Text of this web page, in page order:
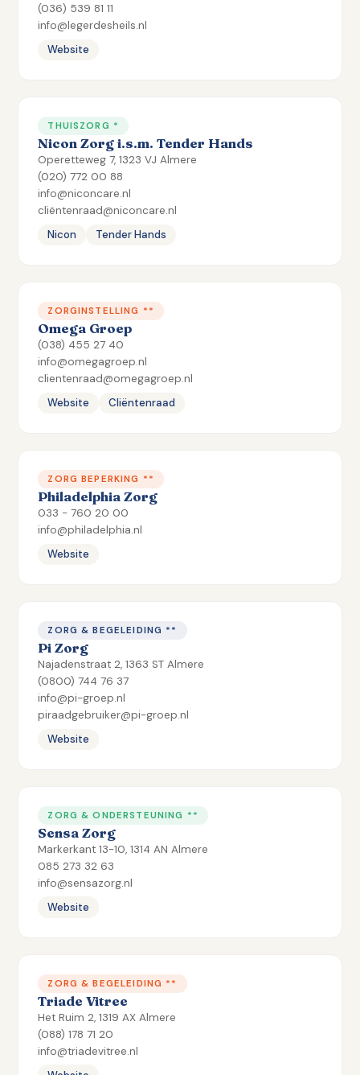
(036) 539 81 11
info@legerdesheils.nl
Website
THUISZORG *
Nicon Zorg i.s.m. Tender Hands
Operetteweg 7, 1323 VJ Almere
(020) 772 00 88
info@niconcare.nl
cliëntenraad@niconcare.nl
Nicon
Tender Hands
ZORGINSTELLING **
Omega Groep
(038) 455 27 40
info@omegagroep.nl
clientenraad@omegagroep.nl
Website
Cliëntenraad
ZORG BEPERKING **
Philadelphia Zorg
033 - 760 20 00
info@philadelphia.nl
Website
ZORG & BEGELEIDING **
Pi Zorg
Najadenstraat 2, 1363 ST Almere
(0800) 744 76 37
info@pi-groep.nl
piraadgebruiker@pi-groep.nl
Website
ZORG & ONDERSTEUNING **
Sensa Zorg
Markerkant 13-10, 1314 AN Almere
085 273 32 63
info@sensazorg.nl
Website
ZORG & BEGELEIDING **
Triade Vitree
Het Ruim 2, 1319 AX Almere
(088) 178 71 20
info@triadevitree.nl